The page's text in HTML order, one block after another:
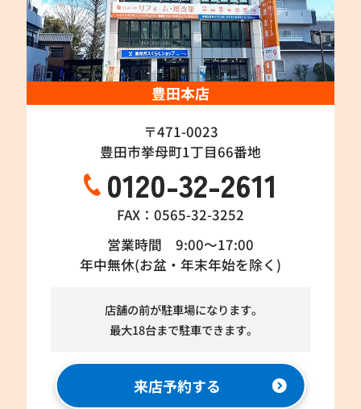
豊田本店
〒471-0023
豊田市挙母町1丁目66番地
0120-32-2611
FAX：0565-32-3252
営業時間 9:00～17:00
年中無休(お盆・年末年始を除く)
店舗の前が駐車場になります。
最大18台まで駐車できます。
来店予約する